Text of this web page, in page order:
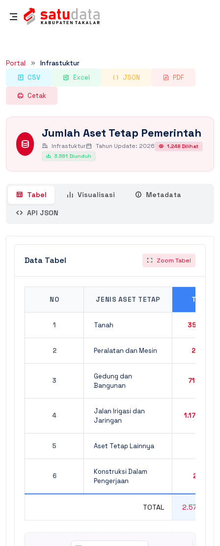
Portal Infrastuktur
CSV Excel JSON PDF
Cetak
Jumlah Aset Tetap Pemerintah
Infrastuktur Tahun Update: 2026
1.248 Dilihat
3.591 Diunduh
Tabel Visualisasi Metadata
API JSON
Data Tabel Zoom Tabel
NO JENIS ASET TETAP TAHUN
1 Tanah
2 Peralatan dan Mesin
3
Gedung dan
Bangunan
4
Jalan Irigasi dan
Jaringan
5 Aset Tetap Lainnya
6
Konstruksi Dalam
Pengerjaan
TOTAL